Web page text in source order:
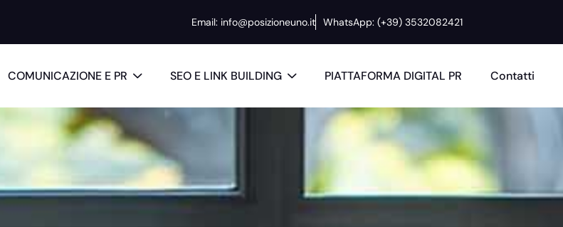
Email: info@posizioneuno.it WhatsApp: (+39) 3532082421
COMUNICAZIONE E PR SEO E LINK BUILDING PIATTAFORMA DIGITAL PR Contatti